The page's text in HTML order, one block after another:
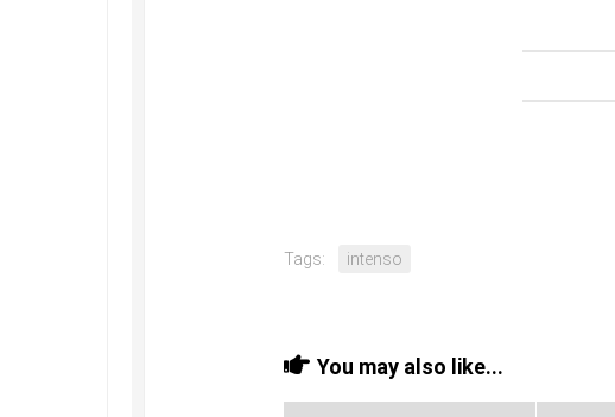
Tags: intenso
You may also like...